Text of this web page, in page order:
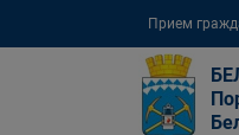
Прием